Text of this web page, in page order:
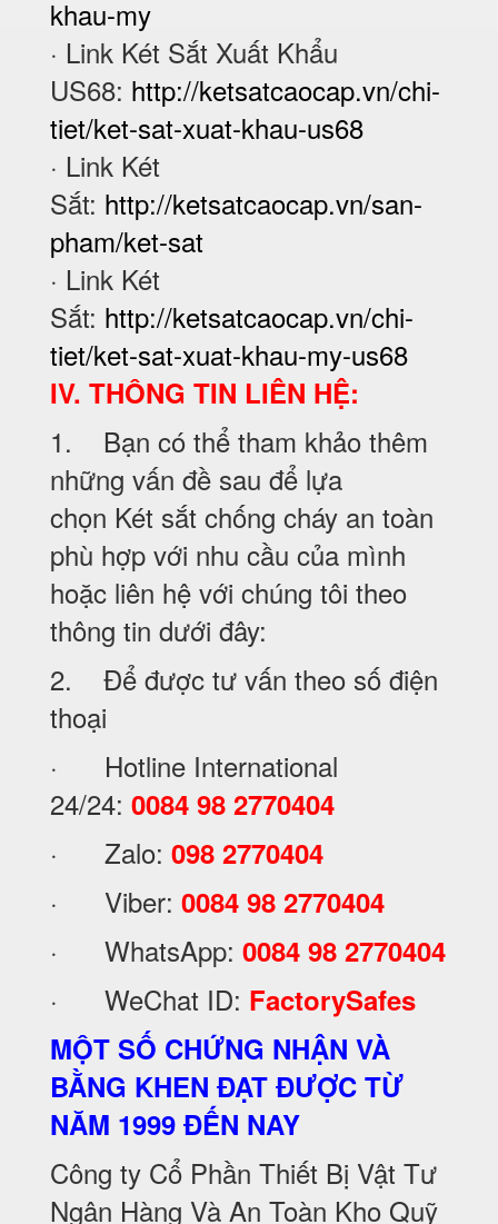
khau-my
· Link Két Sắt Xuất Khẩu
US68: http://ketsatcaocap.vn/chi-
tiet/ket-sat-xuat-khau-us68
· Link Két
Sắt: http://ketsatcaocap.vn/san-
pham/ket-sat
· Link Két
Sắt: http://ketsatcaocap.vn/chi-
tiet/ket-sat-xuat-khau-my-us68
IV. THÔNG TIN LIÊN HỆ:
1. Bạn có thể tham khảo thêm
những vấn đề sau để lựa
chọn Két sắt chống cháy an toàn
phù hợp với nhu cầu của mình
hoặc liên hệ với chúng tôi theo
thông tin dưới đây:
2. Để được tư vấn theo số điện
thoại
· Hotline International
24/24: 0084 98 2770404
· Zalo: 098 2770404
· Viber: 0084 98 2770404
· WhatsApp: 0084 98 2770404
· WeChat ID: FactorySafes
MỘT SỐ CHỨNG NHẬN VÀ
BẰNG KHEN ĐẠT ĐƯỢC TỪ
NĂM 1999 ĐẾN NAY
Công ty Cổ Phần Thiết Bị Vật Tư
Ngân Hàng Và An Toàn Kho Quỹ